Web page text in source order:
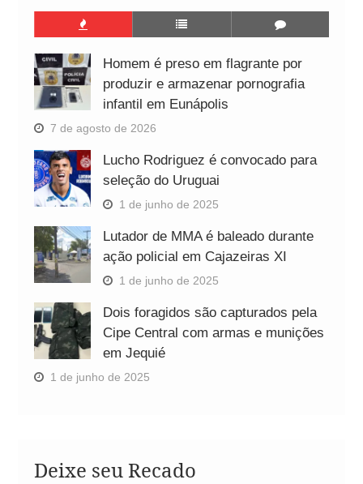
Homem é preso em flagrante por
produzir e armazenar pornografia
infantil em Eunápolis
7 de agosto de 2026
Lucho Rodriguez é convocado para
seleção do Uruguai
1 de junho de 2025
Lutador de MMA é baleado durante
ação policial em Cajazeiras XI
1 de junho de 2025
Dois foragidos são capturados pela
Cipe Central com armas e munições
em Jequié
1 de junho de 2025
Deixe seu Recado